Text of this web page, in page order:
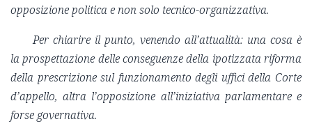
opposizione politica e non solo tecnico-organizzativa.
Per chiarire il punto, venendo all’attualità: una cosa è
la prospettazione delle conseguenze della ipotizzata riforma
della prescrizione sul funzionamento degli uffici della Corte
d’appello, altra l’opposizione all’iniziativa parlamentare e
forse governativa.